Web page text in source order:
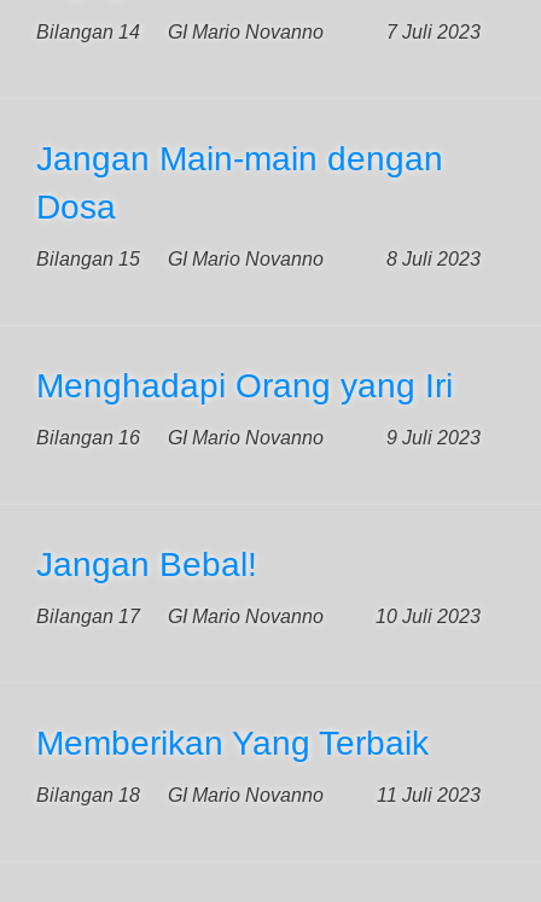
Bilangan 14 7 Juli 2023
GI Mario Novanno
Jangan Main-main dengan
Dosa
Bilangan 15 8 Juli 2023
GI Mario Novanno
Menghadapi Orang yang Iri
Bilangan 16 9 Juli 2023
GI Mario Novanno
Jangan Bebal!
Bilangan 17 10 Juli 2023
GI Mario Novanno
Memberikan Yang Terbaik
Bilangan 18 11 Juli 2023
GI Mario Novanno